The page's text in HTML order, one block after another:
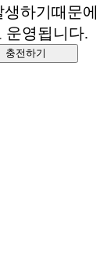
하기때문에
운영됩니다.
충전하기